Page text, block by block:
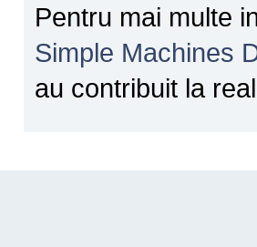
Pentru mai multe
Simple Machines
au contribuit la